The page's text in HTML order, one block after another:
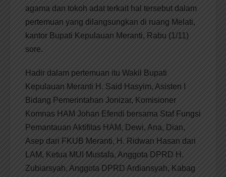
agama dan tokoh adat terkait hal tersebut dalam
pertemuan yang dilangsungkan di ruang Melati,
kantor Bupati Kepulauan Meranti, Rabu (1/11)
sore.
Hadir dalam pertemuan itu Wakil Bupati
Kepulauan Meranti H. Said Hasyim, Asisten I
Bidang Pemerintahan Jonizar, Komisioner
Komnas HAM Johan Efendi bersama Staf Fungsi
Pemantauan Aktifitas HAM, Dewi, Ana, Dian,
Asep dari FKUB Meranti, H. Ridwan Hasan dari
LAM, Ketua MUI Mustafa, Anggota DPRD H.
Zubiarsyah, Anggota DPRD Ardiansyah, Kabag